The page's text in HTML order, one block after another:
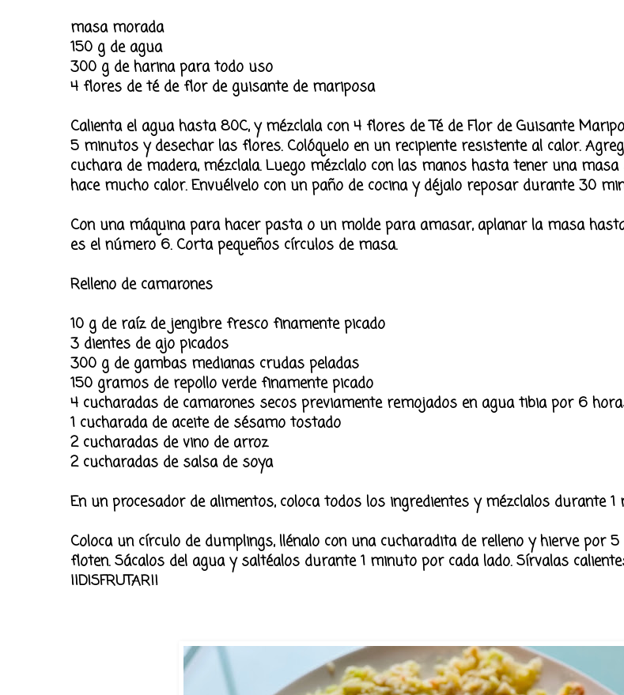
masa morada
150 g de agua
300 g de harina para todo uso
4 flores de té de flor de guisante de mariposa
Calienta el agua hasta 80C, y mézclala con 4 flores de Té de Flor de Guisante
5 minutos y desechar las flores. Colóquelo en un recipiente resistente al calor.
cuchara de madera, mézclala. Luego mézclalo con las manos hasta tener una masa
hace mucho calor. Envuélvelo con un paño de cocina y déjalo reposar durante 30
Con una máquina para hacer pasta o un molde para amasar, aplanar la masa
es el número 6. Corta pequeños círculos de masa.
Relleno de camarones
10 g de raíz de jengibre fresco finamente picado
3 dientes de ajo picados
300 g de gambas medianas crudas peladas
150 gramos de repollo verde finamente picado
4 cucharadas de camarones secos previamente remojados en agua tibia por 6
1 cucharada de aceite de sésamo tostado
2 cucharadas de vino de arroz
2 cucharadas de salsa de soya
En un procesador de alimentos, coloca todos los ingredientes y mézclalos durante 1
Coloca un círculo de dumplings, llénalo con una cucharadita de relleno y hierve por
floten. Sácalos del agua y saltéalos durante 1 minuto por cada lado. Sírvalas
¡¡DISFRUTAR!!